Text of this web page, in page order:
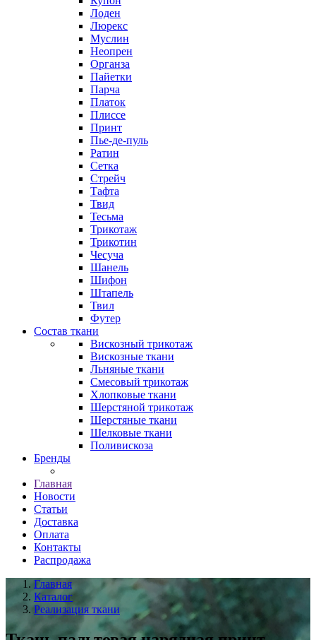
Лоден
Люрекс
Муслин
Неопрен
Органза
Пайетки
Парча
Платок
Плиссе
Принт
Пье-де-пуль
Ратин
Сетка
Стрейч
Тафта
Твид
Тесьма
Трикотаж
Трикотин
Чесуча
Шанель
Шифон
Штапель
Твил
Футер
Состав ткани
Вискозный трикотаж
Вискозные ткани
Льняные ткани
Смесовый трикотаж
Хлопковые ткани
Шерстяной трикотаж
Шерстяные ткани
Шелковые ткани
Поливискоза
Бренды
Главная
Новости
Статьи
Доставка
Оплата
Контакты
Распродажа
Главная
Каталог
Реализация ткани